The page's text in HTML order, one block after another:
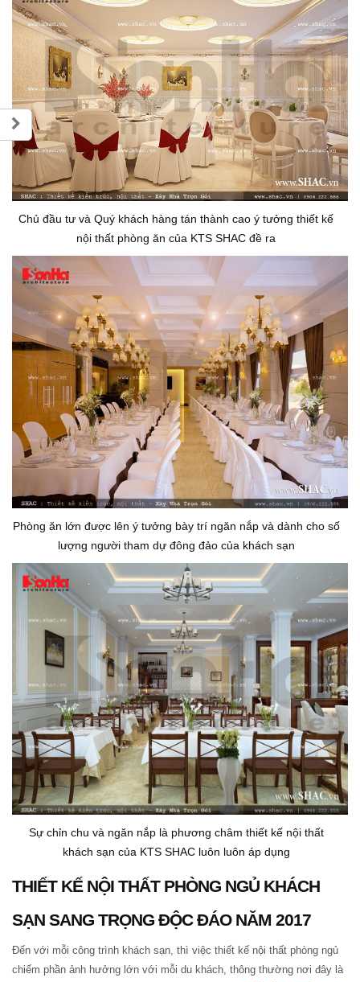
Chủ đầu tư và Quý khách hàng tán thành cao ý tưởng thiết kế
nội thất phòng ăn của KTS SHAC đề ra
Phòng ăn lớn được lên ý tưởng bày trí ngăn nắp và dành cho số
lượng người tham dự đông đảo của khách sạn
Sự chỉn chu và ngăn nắp là phương châm thiết kế nội thất
khách sạn của KTS SHAC luôn luôn áp dụng
THIẾT KẾ NỘI THẤT PHÒNG NGỦ KHÁCH
SẠN SANG TRỌNG ĐỘC ĐÁO NĂM 2017
Đến với mỗi công trình khách sạn, thì việc thiết kế nội thất phòng ngủ
chiếm phần ảnh hưởng lớn với mỗi du khách, thông thường nơi đây là